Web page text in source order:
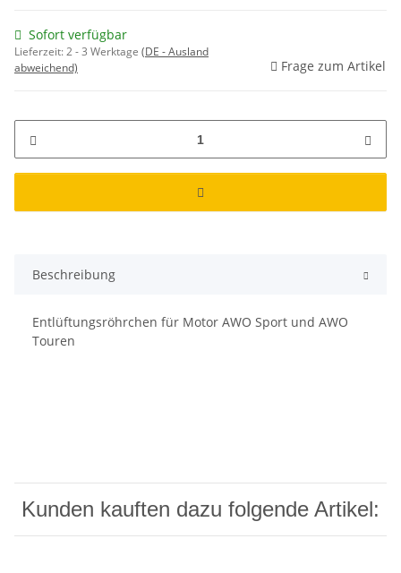
Sofort verfügbar
Lieferzeit:2 - 3 Werktage (DE - Ausland
abweichend)
Frage zum Artikel
Beschreibung
Entlüftungsröhrchen für Motor AWO Sport und AWO
Touren
Kunden kauften dazu folgende Artikel: